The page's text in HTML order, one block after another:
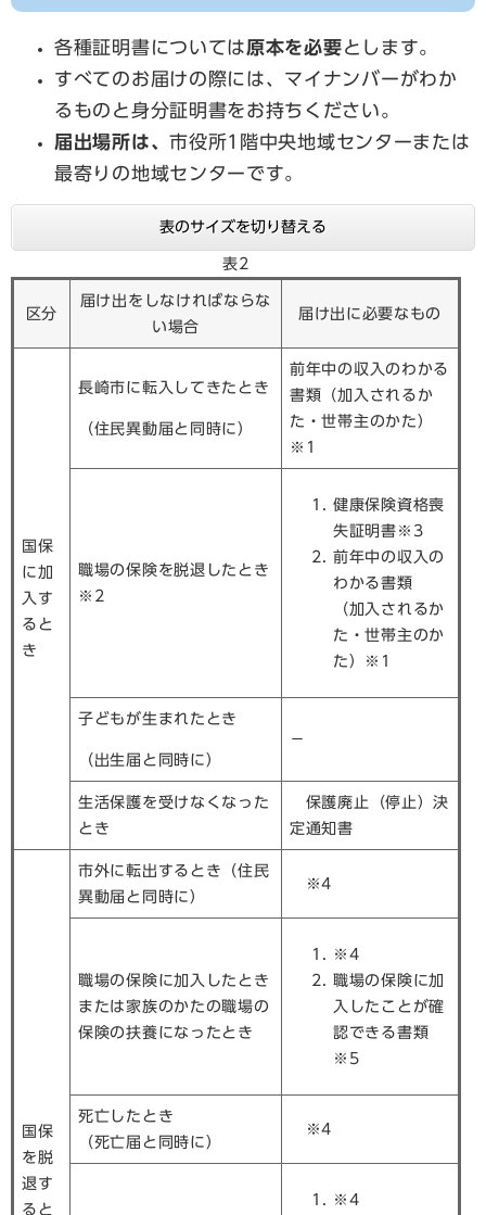
各種証明書については原本を必要とします。
すべてのお届けの際には、マイナンバーがわか
るものと身分証明書をお持ちください。
届出場所は、市役所1階中央地域センターまたは
最寄りの地域センター​です。
表のサイズを切り替える
表2
区分
届け出をしなければならな
い場合
届け出に必要なもの
国保
に加
入す
ると
き
長崎市に転入してきたとき
（住民異動届と同時に）
前年中の収入のわかる
書類（加入されるか
た・世帯主のかた）
※1
職場の保険を脱退したとき
※2
健康保険資格喪
失証明書※3
前年中の収入の
わかる書類
（加入されるか
た・世帯主のか
た）※1
子どもが生まれたとき
（出生届と同時に）
－
生活保護を受けなくなった
とき
保護廃止（停止）決
定通知書
国保
を脱
退す
ると
市外に転出するとき（住民
異動届と同時に）
※4
職場の保険に加入したとき
または家族のかたの職場の
保険の扶養になったとき
※4
職場の保険に加
入したことが確
認できる書類
※5
死亡したとき
（死亡届と同時に）
※4
※4